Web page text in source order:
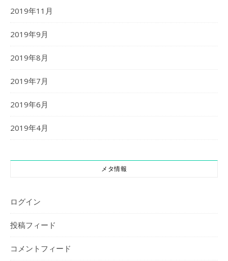
2019年11月
2019年9月
2019年8月
2019年7月
2019年6月
2019年4月
メタ情報
ログイン
投稿フィード
コメントフィード